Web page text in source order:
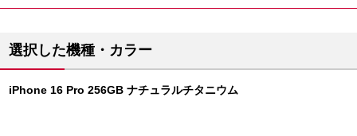
選択した機種・カラー
iPhone 16 Pro 256GB ナチュラルチタニウム